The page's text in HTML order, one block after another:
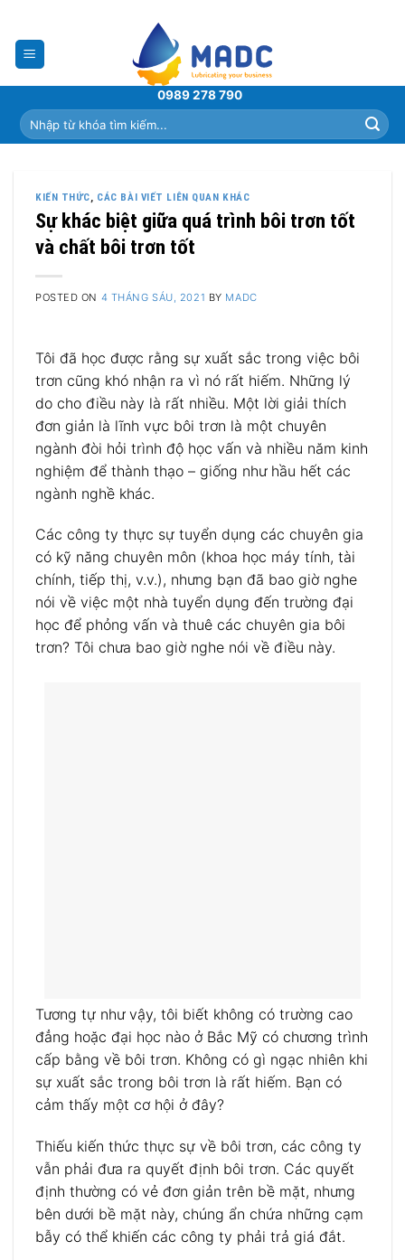
content
0989 278 790
Tìm
kiếm:
KIẾN THỨC, CÁC BÀI VIẾT LIÊN QUAN KHÁC
Sự khác biệt giữa quá trình bôi trơn tốt
và chất bôi trơn tốt
POSTED ON 4 THÁNG SÁU, 2021 BY MADC
Tôi đã học được rằng sự xuất sắc trong việc bôi
trơn cũng khó nhận ra vì nó rất hiếm. Những lý
do cho điều này là rất nhiều. Một lời giải thích
đơn giản là lĩnh vực bôi trơn là một chuyên
ngành đòi hỏi trình độ học vấn và nhiều năm kinh
nghiệm để thành thạo – giống như hầu hết các
ngành nghề khác.
Các công ty thực sự tuyển dụng các chuyên gia
có kỹ năng chuyên môn (khoa học máy tính, tài
chính, tiếp thị, v.v.), nhưng bạn đã bao giờ nghe
nói về việc một nhà tuyển dụng đến trường đại
học để phỏng vấn và thuê các chuyên gia bôi
trơn? Tôi chưa bao giờ nghe nói về điều này.
Tương tự như vậy, tôi biết không có trường cao
đẳng hoặc đại học nào ở Bắc Mỹ có chương trình
cấp bằng về bôi trơn. Không có gì ngạc nhiên khi
sự xuất sắc trong bôi trơn là rất hiếm. Bạn có
cảm thấy một cơ hội ở đây?
Thiếu kiến ​​thức thực sự về bôi trơn, các công ty
vẫn phải đưa ra quyết định bôi trơn. Các quyết
định thường có vẻ đơn giản trên bề mặt, nhưng
bên dưới bề mặt này, chúng ẩn chứa những cạm
bẫy có thể khiến các công ty phải trả giá đắt.